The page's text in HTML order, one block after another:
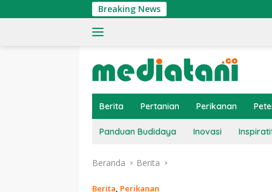
ke
Breaking News
Berita Pertanian Perikanan
Panduan Budidaya Inovasi
Beranda Berita
Berita, Perikanan